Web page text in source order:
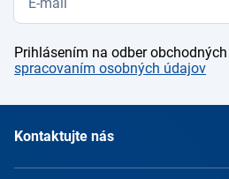
Prihlásením na odber
spracovaním osobných údajov
Kontaktujte nás